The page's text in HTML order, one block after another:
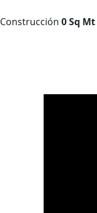
Construcción 0 Sq Mt